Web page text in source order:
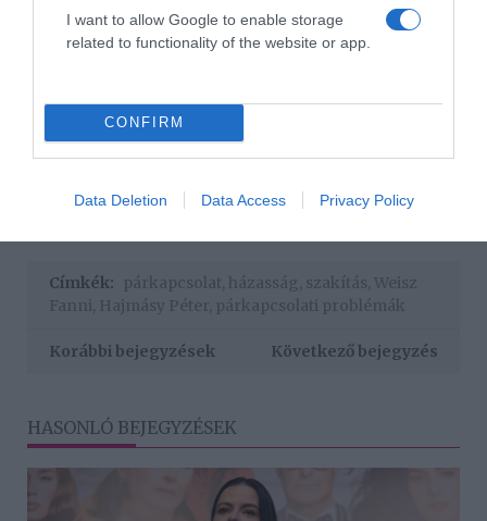
I want to allow Google to enable storage
related to functionality of the website or app.
CONFIRM
Data Deletion Data Access Privacy Policy
SZERETLEK BABA!
– írta Hajmásy Péter.
Forrás: Blikk
Címkék: párkapcsolat házasság szakítás Weisz
Fanni Hajmásy Péter párkapcsolati problémák
Korábbi bejegyzések Következő bejegyzés
HASONLÓ BEJEGYZÉSEK